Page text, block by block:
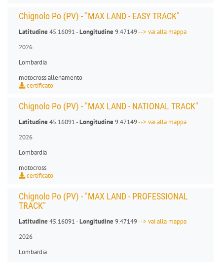
Chignolo Po (PV) - "MAX LAND - EASY TRACK"
Latitudine45.16091 -Longitudine9.47149--> vai alla mappa
2026
Lombardia
motocross allenamento
certificato
Chignolo Po (PV) - "MAX LAND - NATIONAL TRACK"
Latitudine45.16091 -Longitudine9.47149--> vai alla mappa
2026
Lombardia
motocross
certificato
Chignolo Po (PV) - "MAX LAND - PROFESSIONAL
TRACK"
Latitudine45.16091 -Longitudine9.47149--> vai alla mappa
2026
Lombardia